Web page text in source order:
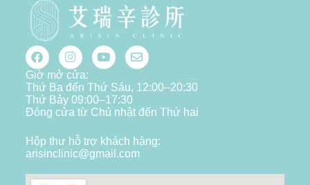
Giờ mở cửa:
Thứ Ba đến Thứ Sáu, 12:00–20:30
Thứ Bảy 09:00–17:30
Đóng cửa từ Chủ nhật đến Thứ hai
Hộp thư hỗ trợ khách hàng:
arisinclinic@gmail.com